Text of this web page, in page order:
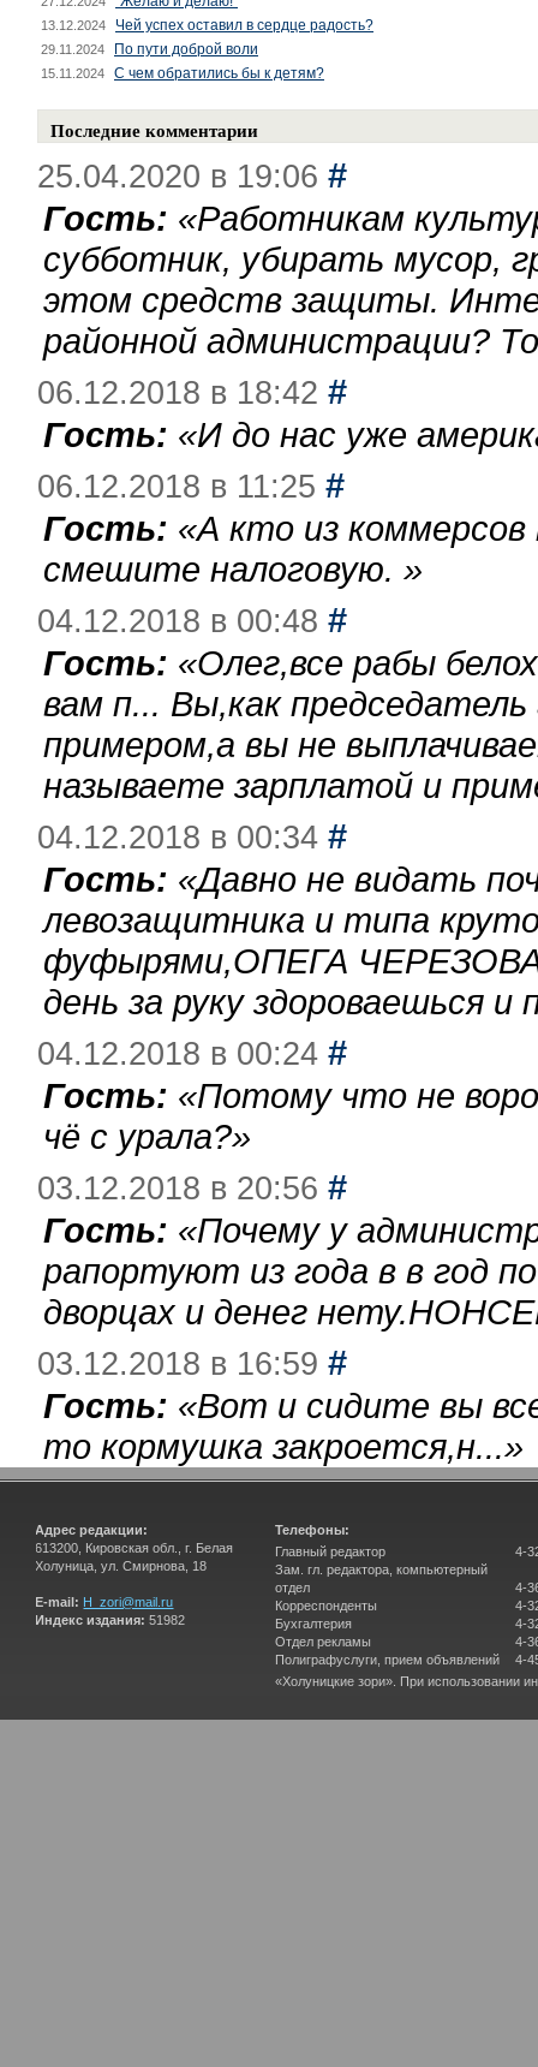
13.12.2024 Чей успех оставил в сердце радость?
29.11.2024 По пути доброй воли
15.11.2024 С чем обратились бы к детям?
Последние комментарии
25.04.2020 в 19:06 #
Гость: «Работникам
субботник, убирать мусор,
этом средств защиты.
районной администрации?
06.12.2018 в 18:42 #
Гость: «И до нас уже
06.12.2018 в 11:25 #
Гость: «А кто из
смешите налоговую. »
04.12.2018 в 00:48 #
Гость: «Олег,все рабы
вам п... Вы,как
примером,а вы не
называете зарплатой и
04.12.2018 в 00:34 #
Гость: «Давно не видать
левозащитника и типа
фуфырями,ОПЕГА
день за руку здороваешься
04.12.2018 в 00:24 #
Гость: «Потому что не
чё с урала?»
03.12.2018 в 20:56 #
Гость: «Почему у
рапортуют из года в в год
дворцах и денег
03.12.2018 в 16:59 #
Гость: «Вот и сидите вы
то кормушка закроется,н...»
Адрес редакции:
613200, Кировская обл., г. Белая
Холуница, ул. Смирнова, 18
E-mail: H_zori@mail.ru
Индекс издания: 51982
Телефоны:
Главный редактор
Зам. гл. редактора, компьютерный
отдел
Корреспонденты
Бухгалтерия
Отдел рекламы
Полиграфуслуги, прием объявлений
4-
4-
4-
4-
4-
4-
«Холуницкие зори». При использовании